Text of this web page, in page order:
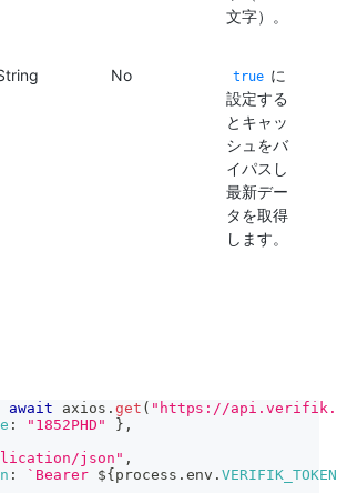
文字）。
No true に
設定する
とキャッ
シュをバ
イパスし
最新デー
タを取得
します。
await axios . get ( "https://
: "1852PHD" } ,
json" ,
: ` Bearer ${ process . env . VERIFIK_TOKEN